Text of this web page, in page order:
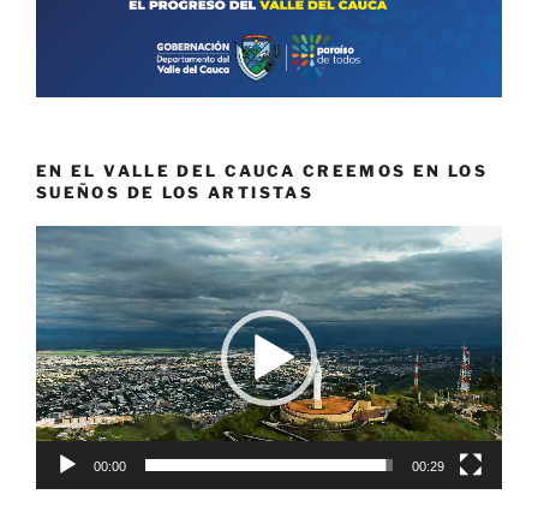
EN EL VALLE DEL CAUCA CREEMOS EN LOS
SUEÑOS DE LOS ARTISTAS
Reproductor
de
vídeo
00:00 00:29